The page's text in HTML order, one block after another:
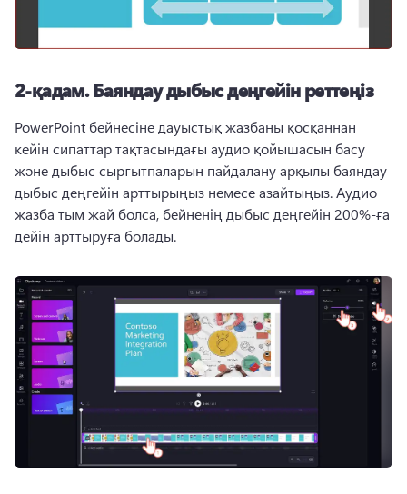
2-қадам.Баяндау дыбыс деңгейін реттеңіз
PowerPoint бейнесіне дауыстық жазбаны қосқаннан
кейін сипаттар тақтасындағы аудио қойышасын басу
және дыбыс сырғытпаларын пайдалану арқылы баяндау
дыбыс деңгейін арттырыңыз немесе азайтыңыз. Аудио
жазба тым жай болса, бейненің дыбыс деңгейін 200%-ға
дейін арттыруға болады.